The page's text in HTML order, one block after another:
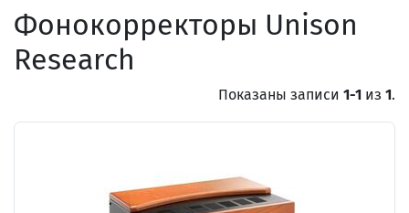
Фонокорректоры Unison
Research
Показаны записи 1-1 из 1.